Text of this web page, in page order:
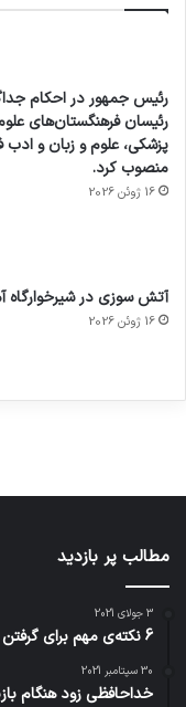
رئیس جمهور در احکام
رئیسان فرهنگستان‌های
پزشکی، علوم و زبان و ادب
منصوب کرد.
16 ژوئن 2026
آتش سوزی در شیرخوارگاه
16 ژوئن 2026
برای
کشف
توسط
مجازی
…
مطالب پر بازدید
3 جولای 2021
6 نکته‌ی مهم برای گرفتن عکس‌های جذاب‌تر در سفر
30 سپتامبر 2021
خداحافظی زود هنگام